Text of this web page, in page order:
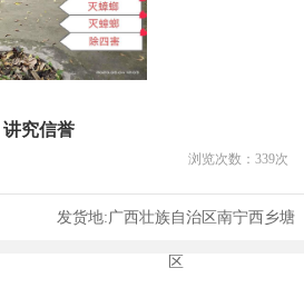
究信誉
浏览次数： 339次
发货地:广西壮族自治区南宁西乡塘
区